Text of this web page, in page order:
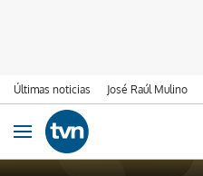
Últimas noticias José Raúl Mulino
Ir al contenido
Obrir navegació